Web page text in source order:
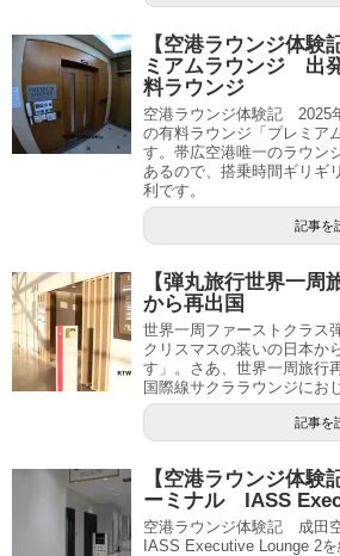
【空港ラウンジ体
ミアムラウンジ 出
料ラウンジ
空港ラウンジ体験記 2025
の有料ラウンジ「プレミア
す。帯広空港唯一のラウン
あるので、搭乗時間ギリギ
利です。
記事を
【弾丸旅行世界一周
から再出国
世界一周ファーストクラ
クリスマスの装いの日本か
す」。さあ、世界一周旅行
国際線サクララウンジにお
記事を
【空港ラウンジ体験
ーミナル IASS
空港ラウンジ体験記 成田
IASS Executive Lounge 2を